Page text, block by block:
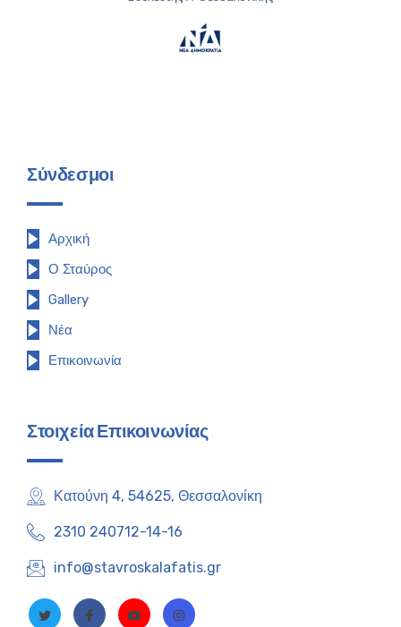
Σύνδεσμοι
Αρχική
Ο Σταύρος
Gallery
Νέα
Επικοινωνία
Στοιχεία Επικοινωνίας
Κατούνη 4, 54625, Θεσσαλονίκη
2310 240712-14-16
info@stavroskalafatis.gr